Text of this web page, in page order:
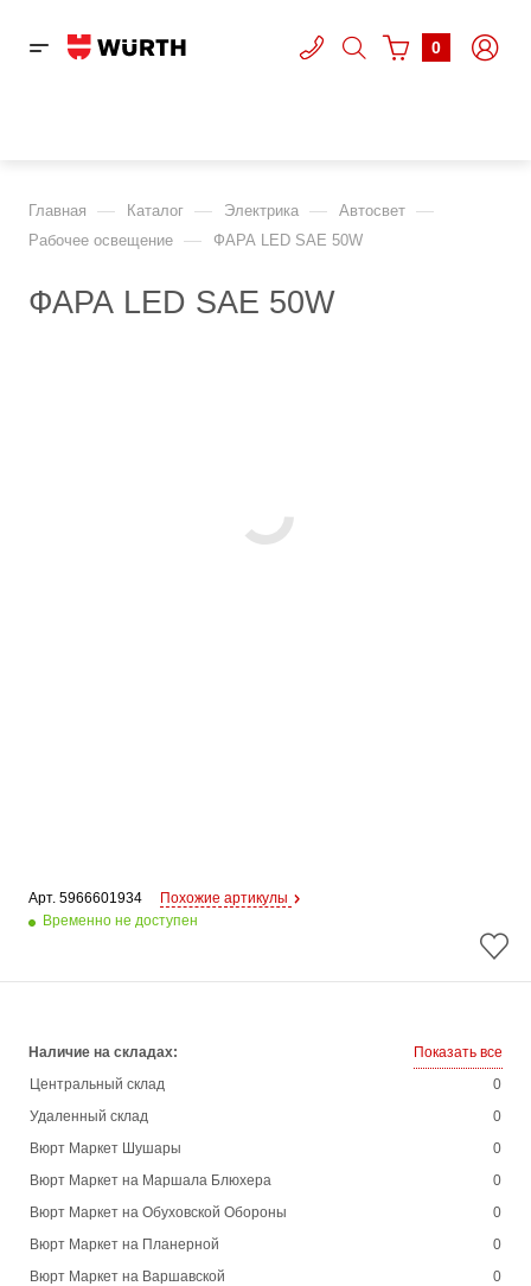
0
Главная — Каталог — Электрика — Автосвет —
Рабочее освещение — ФАРА LED SAE 50W
ФАРА LED SAE 50W
Арт. 5966601934
Похожие артикулы
Временно не доступен
Наличие на складах:
Показать все
Центральный склад
0
Удаленный склад
0
Вюрт Маркет Шушары
0
Вюрт Маркет на Маршала Блюхера
0
Вюрт Маркет на Обуховской Обороны
0
Вюрт Маркет на Планерной
0
Вюрт Маркет на Варшавской
0